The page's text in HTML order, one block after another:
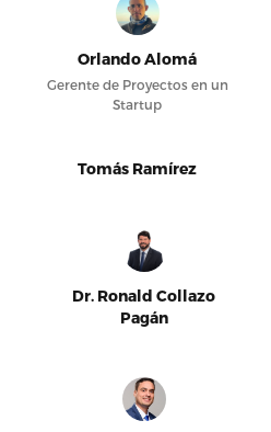
Orlando Alomá
Gerente de Proyectos en un
Startup
Tomás Ramírez
Dr. Ronald Collazo
Pagán